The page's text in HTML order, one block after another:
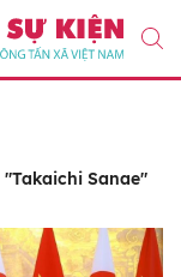
"Takaichi Sanae"